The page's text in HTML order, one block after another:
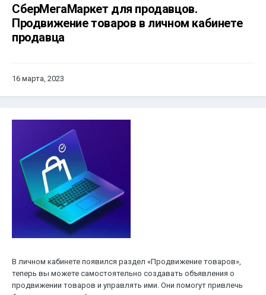
СберМегаМаркет для продавцов.
Продвижение товаров в личном кабинете
продавца
16 марта, 2023
В личном кабинете появился раздел «Продвижение товаров»,
теперь вы можете самостоятельно создавать объявления о
продвижении товаров и управлять ими. Они помогут привлечь